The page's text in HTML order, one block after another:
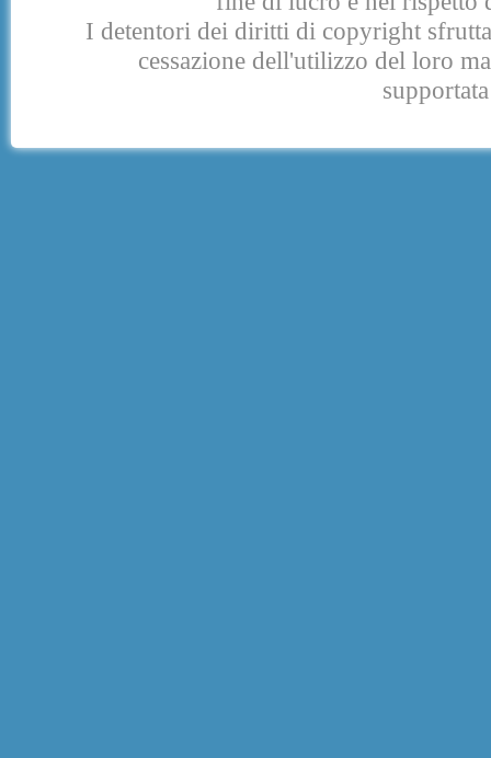
I detentori dei diritti di copyright
cessazione dell'utilizzo del loro